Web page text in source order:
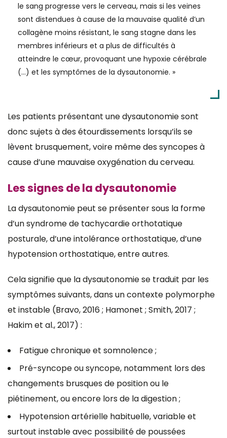
le sang progresse vers le cerveau, mais si les veines
sont distendues à cause de la mauvaise qualité d’un
collagène moins résistant, le sang stagne dans les
membres inférieurs et a plus de difficultés à
atteindre le cœur, provoquant une hypoxie cérébrale
(…) et les symptômes de la dysautonomie. »
Les patients présentant une dysautonomie sont
donc sujets à des étourdissements lorsqu’ils se
lèvent brusquement, voire même des syncopes à
cause d’une mauvaise oxygénation du cerveau.
Les signes de la dysautonomie
La dysautonomie peut se présenter sous la forme
d’un syndrome de tachycardie orthotatique
posturale, d’une intolérance orthostatique, d’une
hypotension orthostatique, entre autres.
Cela signifie que la dysautonomie se traduit par les
symptômes suivants, dans un contexte polymorphe
et instable (Bravo, 2016 ; Hamonet ; Smith, 2017 ;
Hakim et al., 2017) :
Fatigue chronique et somnolence ;
Pré-syncope ou syncope, notamment lors des
changements brusques de position ou le
piétinement, ou encore lors de la digestion ;
Hypotension artérielle habituelle, variable et
surtout instable avec possibilité de poussées